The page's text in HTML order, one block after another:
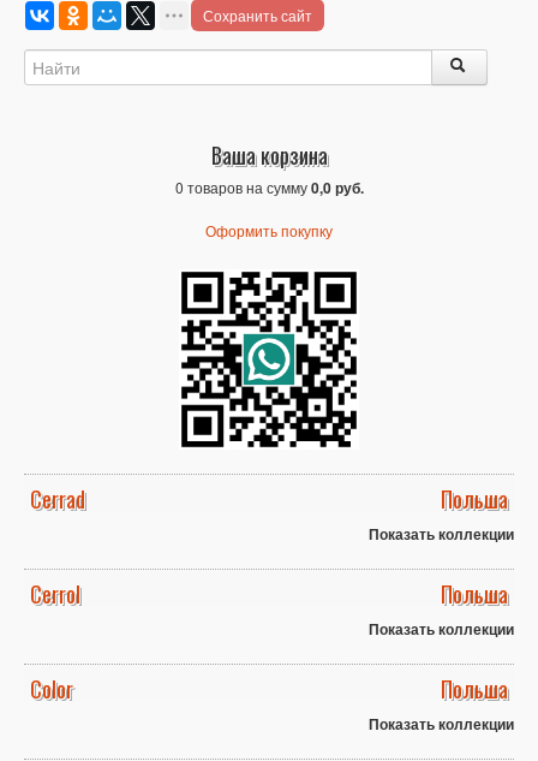
Сохранить сайт
Ваша корзина
0 товаров на сумму0,0 руб.
Оформить покупку
Cerrad Польша
Показать коллекции
Cerrol Польша
Показать коллекции
Color Польша
Показать коллекции